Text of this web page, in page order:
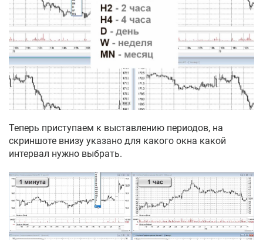
Теперь приступаем к выставлению периодов, на
скриншоте внизу указано для какого окна какой
интервал нужно выбрать.